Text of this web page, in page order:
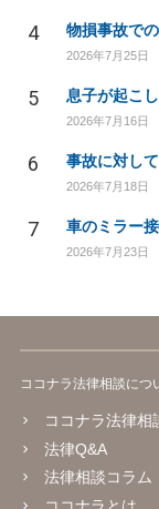
4 物損事故で
2026年7月25日
5 息子が起こ
2026年7月16日
6 事故に対し
2026年7月18日
7 車のミラー
2026年7月23日
ココナラ法律相談につ
ココナラ法律相
法律Q&A
法律相談コラム
ココナラとは